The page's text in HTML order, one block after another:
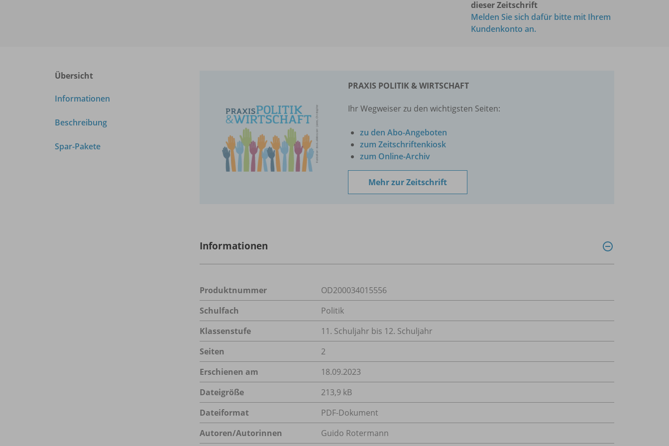
dieser Zeitschrift
Melden Sie sich dafür bitte mit Ihrem
Kundenkonto an.
Übersicht
Informationen
Beschreibung
Spar-Pakete
PRAXIS POLITIK & WIRTSCHAFT
Ihr Wegweiser zu den wichtigsten Seiten:
zu den Abo-Angeboten
zum Zeitschriftenkiosk
zum Online-Archiv
Mehr zur Zeitschrift
Informationen
Produktnummer
OD200034015556
Schulfach
Politik
Klassenstufe
11. Schuljahr bis 12. Schuljahr
Seiten
2
Erschienen am
18.09.2023
Dateigröße
213,9 kB
Dateiformat
PDF-Dokument
Autoren/Autorinnen
Guido Rotermann